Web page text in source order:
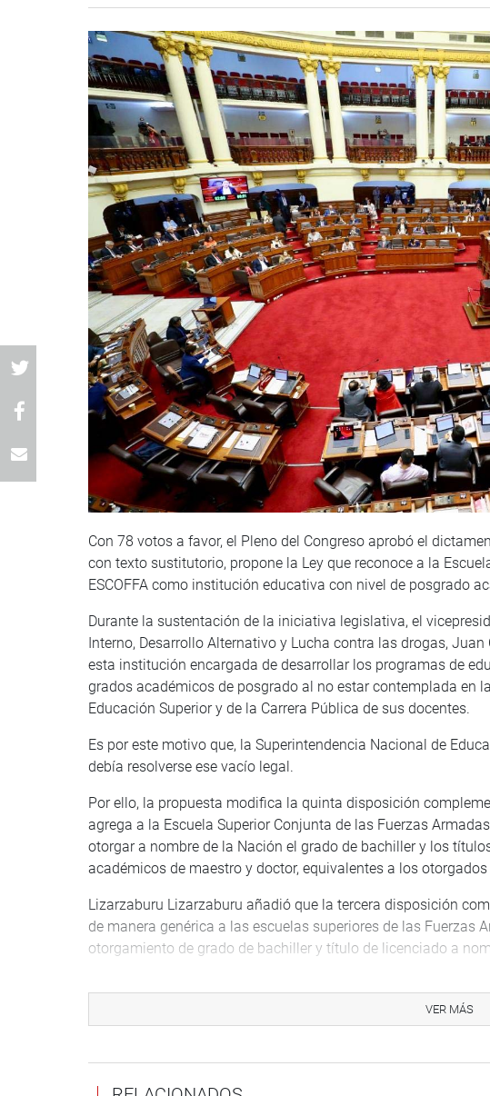
Con 78 votos a favor, el Pleno del Congreso aprobó el
con texto sustitutorio, propone la Ley que reconoce a la
ESCOFFA como institución educativa con nivel de posgrado
Durante la sustentación de la iniciativa legislativa, el
Interno, Desarrollo Alternativo y Lucha contra las drogas,
esta institución encargada de desarrollar los programas de
grados académicos de posgrado al no estar contemplada en
Educación Superior y de la Carrera Pública de sus docentes.
Es por este motivo que, la Superintendencia Nacional de
debía resolverse ese vacío legal.
Por ello, la propuesta modifica la quinta disposición
agrega a la Escuela Superior Conjunta de las Fuerzas
otorgar a nombre de la Nación el grado de bachiller y los
académicos de maestro y doctor, equivalentes a los
Lizarzaburu Lizarzaburu añadió que la tercera disposición
de manera genérica a las escuelas superiores de las Fuerzas
otorgamiento de grado de bachiller y título de licenciado a
Superior Conjunta de las Fuerzas Armadas, que viene
a los requisitos de la Ley Universitaria.
Cabe señalar que, la propuesta legislativa fue sometida a
Varas Meléndez (PB) para que sea dictaminada también por
VER MÁS